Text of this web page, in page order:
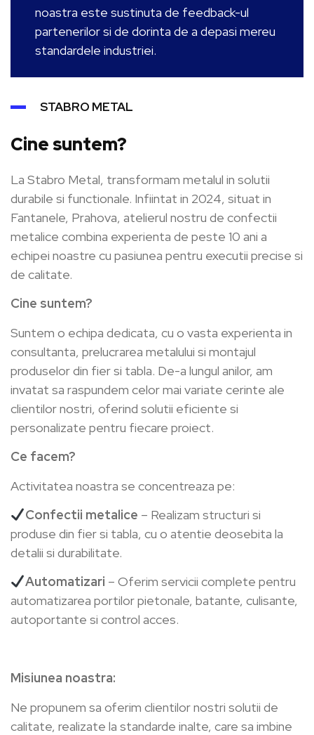
noastra este sustinuta de feedback-ul
partenerilor si de dorinta de a depasi mereu
standardele industriei.
STABRO METAL
Cine suntem?
La Stabro Metal, transformam metalul in solutii
durabile si functionale. Infiintat in 2024, situat in
Fantanele, Prahova, atelierul nostru de confectii
metalice combina experienta de peste 10 ani a
echipei noastre cu pasiunea pentru executii precise si
de calitate.
Cine suntem?
Suntem o echipa dedicata, cu o vasta experienta in
consultanta, prelucrarea metalului si montajul
produselor din fier si tabla. De-a lungul anilor, am
invatat sa raspundem celor mai variate cerinte ale
clientilor nostri, oferind solutii eficiente si
personalizate pentru fiecare proiect.
Ce facem?
Activitatea noastra se concentreaza pe:
Confectii metalice – Realizam structuri si
produse din fier si tabla, cu o atentie deosebita la
detalii si durabilitate.
Automatizari – Oferim servicii complete pentru
automatizarea portilor pietonale, batante, culisante,
autoportante si control acces.
Misiunea noastra:
Ne propunem sa oferim clientilor nostri solutii de
calitate, realizate la standarde inalte, care sa imbine